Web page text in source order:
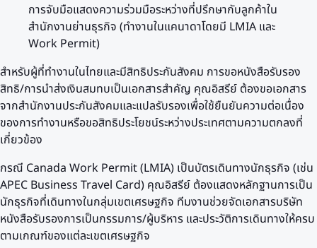
การจับมือแสดงความร่วมมือระหว่างที่ปรึกษากับลูกค้าใน
สำนักงานย่านธุรกิจ (ทำงานในแคนาดาโดยมี LMIA และ
Work Permit)
สำหรับผู้ที่ทำงานในไทยและมีสิทธิประกันสังคม การขอหนังสือรับรอง
สิทธิ/การนำส่งเงินสมทบเป็นเอกสารสำคัญ คุณอิสรีย์ ต้องขอเอกสาร
จากสำนักงานประกันสังคมและแปลรับรองเพื่อใช้ยืนยันความต่อเนื่อง
ของการทำงานหรือขอสิทธิประโยชน์ระหว่างประเทศตามความตกลงที่
เกี่ยวข้อง
กรณี Canada Work Permit (LMIA) เป็นบัตรเดินทางนักธุรกิจ (เช่น
APEC Business Travel Card) คุณอิสรีย์ ต้องแสดงหลักฐานการเป็น
นักธุรกิจที่เดินทางในกลุ่มเขตเศรษฐกิจ ทีมงานช่วยจัดเอกสารบริษัท
หนังสือรับรองการเป็นกรรมการ/ผู้บริหาร และประวัติการเดินทางให้ครบ
ตามเกณฑ์ของแต่ละเขตเศรษฐกิจ